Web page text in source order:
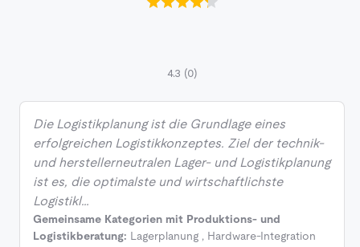
4.3 (0)
Die Logistikplanung ist die Grundlage eines
erfolgreichen Logistikkonzeptes. Ziel der technik-
und herstellerneutralen Lager- und Logistikplanung
ist es, die optimalste und wirtschaftlichste
Logistikl…
Gemeinsame Kategorien mit Produktions- und
Logistikberatung: Lagerplanung , Hardware-Integration